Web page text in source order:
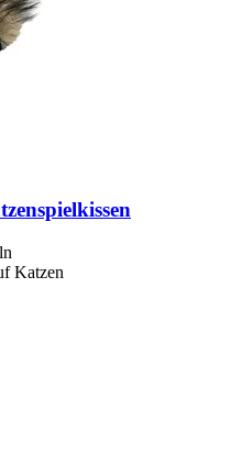
Katzen